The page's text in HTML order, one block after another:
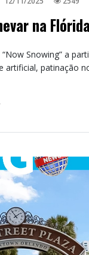
na
Snowing” a
artificial, patinação